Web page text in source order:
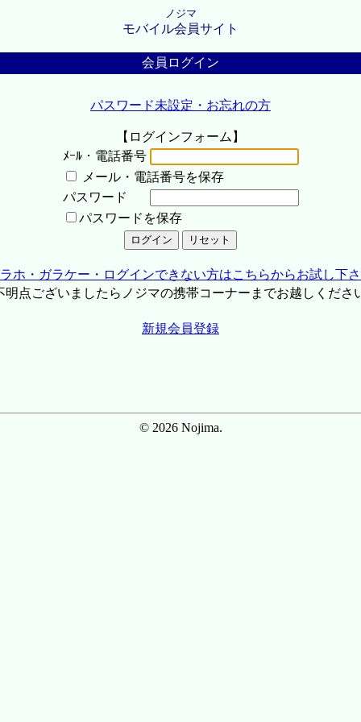
ノジマ
モバイル会員サイト
会員ログイン
パスワード未設定・お忘れの方
【ログインフォーム】
ﾒｰﾙ・電話番号
メール・電話番号を保存
パスワード
パスワードを保存
ホ・ガラケー・ログインできない方はこちらからお試し下
点ございましたらノジマの携帯コーナーまでお越しくださ
新規会員登録
© 2026 Nojima.